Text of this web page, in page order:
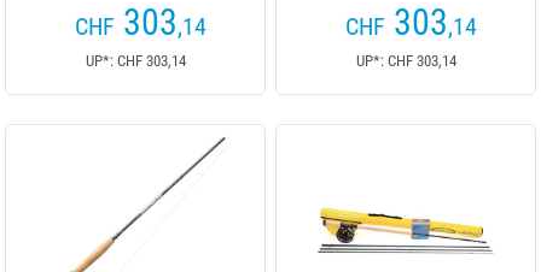
CHF 303,14
UP*: CHF 303,14
CHF 303,14
UP*: CHF 303,14